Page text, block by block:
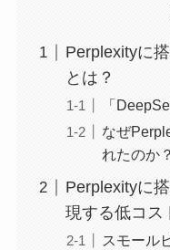
Perplexityに
とは？
「
なぜ
れたのか？
Perplexityに
現する低コス
スモール